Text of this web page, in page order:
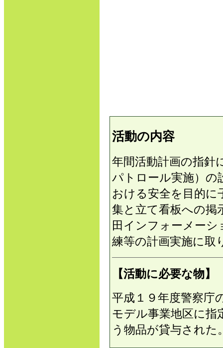
活動の内容
年間活動計画の指針
パトロール実施）の
おける安全を目的に
集と立て看板への掲
田インフォーメーシ
練等の計画実施に取
【活動に必要な物】
平成１９年度警察庁
モデル事業地区に指
う物品が貸与された